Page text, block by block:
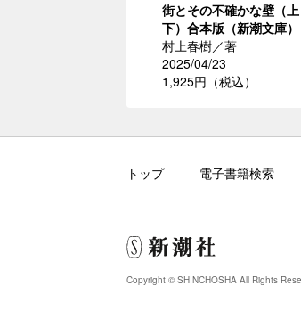
街とその不確かな壁（上
下）合本版（新潮文庫）
村上春樹／著
2025/04/23
1,925円（税込）
トップ 電子書籍検索
Copyright © SHINCHOSHA All Rights